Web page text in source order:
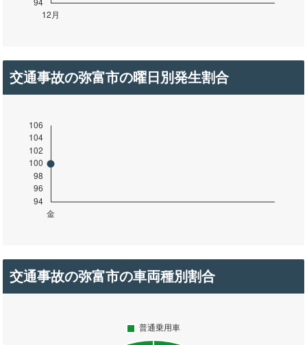
交通事故の弥富市の曜日別発生割合
交通事故の弥富市の車両種別割合